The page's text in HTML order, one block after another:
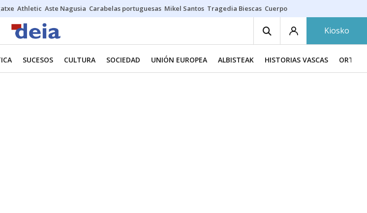
Athletic Aste Nagusia Carabelas portuguesas Mikel Santos Tragedia Biescas Cuerpo ría
Kiosko
SUCESOS CULTURA SOCIEDAD UNIÓN EUROPEA ALBISTEAK HISTORIAS VASCAS